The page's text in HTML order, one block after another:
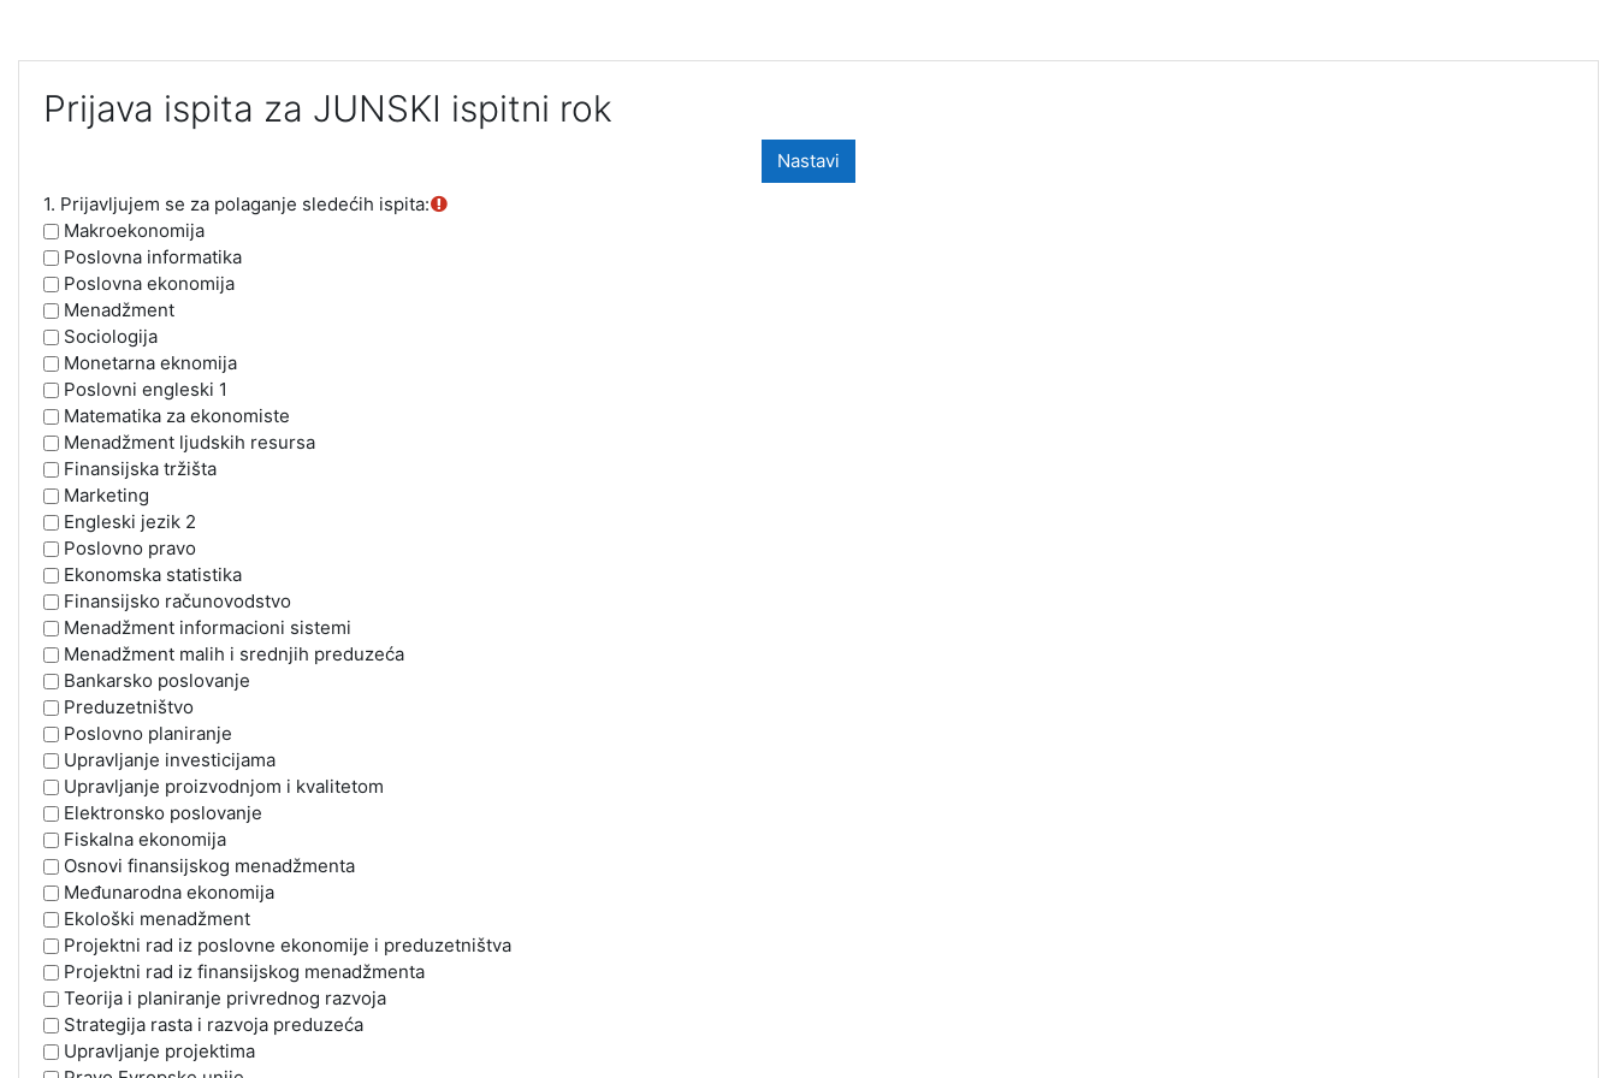
Prijava ispita za JUNSKI ispitni rok
Nastavi
1. Prijavljujem se za polaganje sledećih ispita:
Makroekonomija
Poslovna informatika
Poslovna ekonomija
Menadžment
Sociologija
Monetarna eknomija
Poslovni engleski 1
Matematika za ekonomiste
Menadžment ljudskih resursa
Finansijska tržišta
Marketing
Engleski jezik 2
Poslovno pravo
Ekonomska statistika
Finansijsko računovodstvo
Menadžment informacioni sistemi
Menadžment malih i srednjih preduzeća
Bankarsko poslovanje
Preduzetništvo
Poslovno planiranje
Upravljanje investicijama
Upravljanje proizvodnjom i kvalitetom
Elektronsko poslovanje
Fiskalna ekonomija
Osnovi finansijskog menadžmenta
Međunarodna ekonomija
Ekološki menadžment
Projektni rad iz poslovne ekonomije i preduzetništva
Projektni rad iz finansijskog menadžmenta
Teorija i planiranje privrednog razvoja
Strategija rasta i razvoja preduzeća
Upravljanje projektima